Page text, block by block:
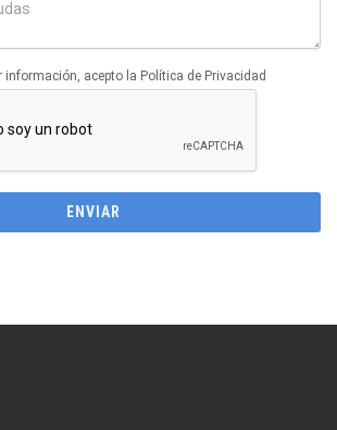
acepto la Política de Privacidad